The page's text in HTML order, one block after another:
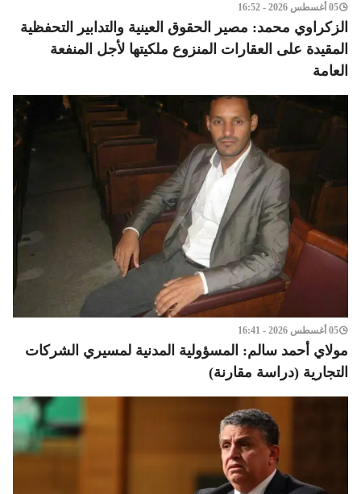
05 أغسطس 2026 - 16:52
الزكراوي محمد: مصير الحقوق العينية والتدابير التحفظية
المقيدة على العقارات المنزوع ملكيتها لأجل المنفعة
العامة
05 أغسطس 2026 - 16:41
مولاي أحمد سالم: المسؤولية المدنية لمسيري الشركات
التجارية (دراسة مقارنة)